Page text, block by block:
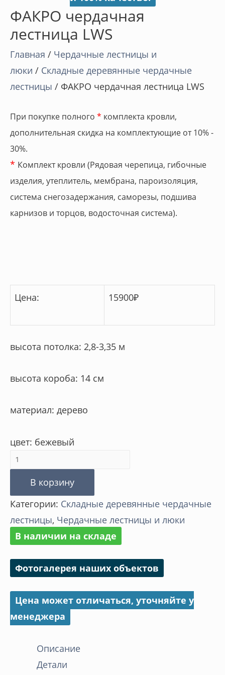
ФАКРО чердачная
лестница LWS
Главная / Чердачные лестницы и
люки / Складные деревянные чердачные
лестницы / ФАКРО чердачная лестница LWS
При покупке полного * комплекта кровли,
дополнительная скидка на комплектующие от 10% -
30%.
* Комплект кровли (Рядовая черепица, гибочные
изделия, утеплитель, мембрана, пароизоляция,
система снегозадержания, саморезы, подшива
карнизов и торцов, водосточная система).
Цена: 15900₽
высота потолка: 2,8-3,35 м
высота короба: 14 см
материал: дерево
цвет: бежевый
Количество
товара
ФАКРО
чердачная
лестница
LWS
В корзину
Категории: Складные деревянные чердачные
лестницы, Чердачные лестницы и люки
В наличии на складе
Фотогалерея наших объектов
Цена может отличаться, уточняйте у
менеджера
Описание
Детали